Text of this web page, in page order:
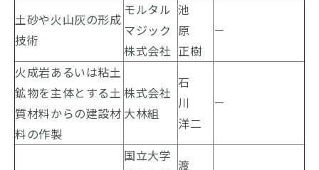
土砂や火山灰の形成
技術
モルタル
マジック
株式会社
池
原
正樹
－
火成岩あるいは粘土
鉱物を主体とする土
質材料からの建設材
料の作製
株式会社
大林組
石
川
洋二
－
国立大学
渡